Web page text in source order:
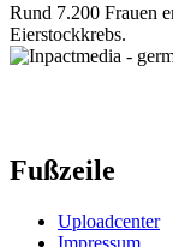
Rund 7.200 Frauen
Eierstockkrebs.
Fußzeile
Uploadcenter